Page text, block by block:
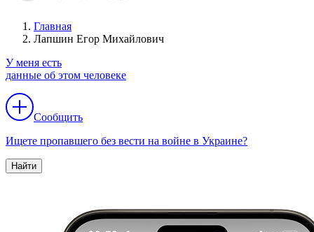
Главная
Лапшин Егор Михайлович
У меня есть
данные об этом человеке
Сообщить
Ищете пропавшего без вести на войне в Украине?
Найти